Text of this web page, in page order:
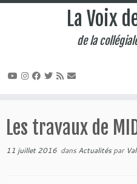
au
contenu
La Voix
de la
Les travaux de
11 juillet 2016 dans Actualitéspar